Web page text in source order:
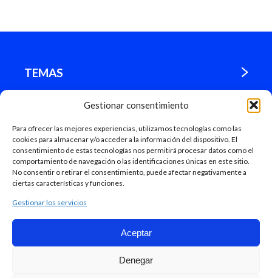
Gestionar consentimiento
Para ofrecer las mejores experiencias, utilizamos tecnologías como las
cookies para almacenar y/o acceder a la información del dispositivo. El
consentimiento de estas tecnologías nos permitirá procesar datos como el
comportamiento de navegación o las identificaciones únicas en este sitio.
No consentir o retirar el consentimiento, puede afectar negativamente a
ciertas características y funciones.
Gestionar los servicios
Aceptar
Denegar
TEMAS
¿DÓNDE ESTAMOS?
MADRID
Mapa Web
Ayuntamiento de Madrid, 2018